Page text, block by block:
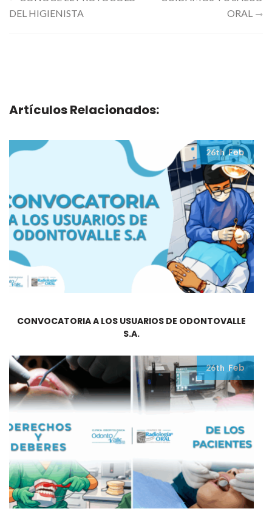
de
DEL HIGIENISTA
ORAL
Artículos Relacionados:
26th Feb
CONVOCATORIA A LOS USUARIOS DE ODONTOVALLE
S.A.
26th Feb